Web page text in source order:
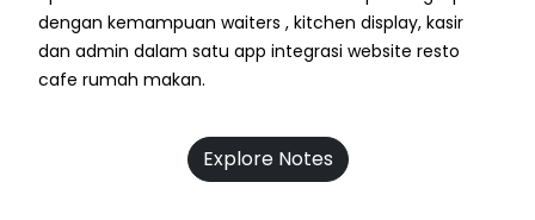
dengan kemampuan waiters , kitchen display, kasir
dan admin dalam satu app integrasi website resto
cafe rumah makan.
Explore Notes